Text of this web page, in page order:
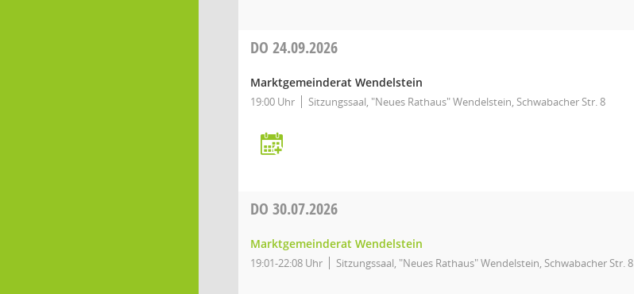
DO 24.09.2026
Marktgemeinderat Wendelstein
19:00 Uhr Sitzungssaal, "Neues Rathaus" Wendelstein, Schwabacher Str. 8
DO 30.07.2026
Marktgemeinderat Wendelstein
19:01-22:08 Uhr Sitzungssaal, "Neues Rathaus" Wendelstein, Schwabacher Str. 8